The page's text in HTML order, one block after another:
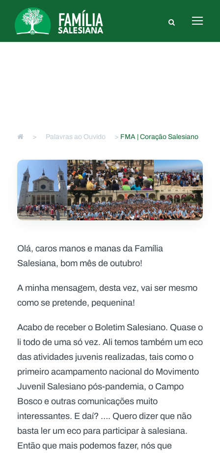
> Palavras ao Ouvido > FMA | Coração Salesiano
Olá, caros manos e manas da Família
Salesiana, bom mês de outubro!
A minha mensagem, desta vez, vai ser mesmo
como se pretende, pequenina!
Acabo de receber o Boletim Salesiano. Quase o
li todo de uma só vez. Ali temos também um eco
das atividades juvenis realizadas, tais como o
primeiro acampamento nacional do Movimento
Juvenil Salesiano pós-pandemia, o Campo
Bosco e outras comunicações muito
interessantes. E daí? …. Quero dizer que não
basta ler um eco para participar à salesiana.
Então que mais podemos fazer, nós que